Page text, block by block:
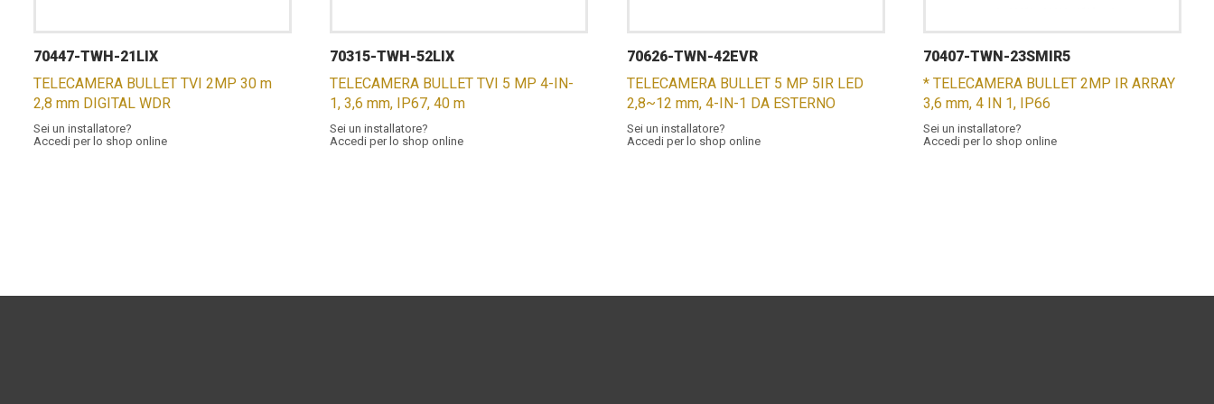
70447-TWH-21LIX
TELECAMERA BULLET TVI 2MP 30 m
2,8 mm DIGITAL WDR
Sei un installatore?
Accedi per lo shop online
70315-TWH-52LIX
TELECAMERA BULLET TVI 5 MP 4-IN-
1, 3,6 mm, IP67, 40 m
Sei un installatore?
Accedi per lo shop online
70626-TWN-42EVR
TELECAMERA BULLET 5 MP 5IR LED
2,8~12 mm, 4-IN-1 DA ESTERNO
Sei un installatore?
Accedi per lo shop online
70407-TWN-23SMIR5
* TELECAMERA BULLET 2MP IR ARRAY
3,6 mm, 4 IN 1, IP66
Sei un installatore?
Accedi per lo shop online